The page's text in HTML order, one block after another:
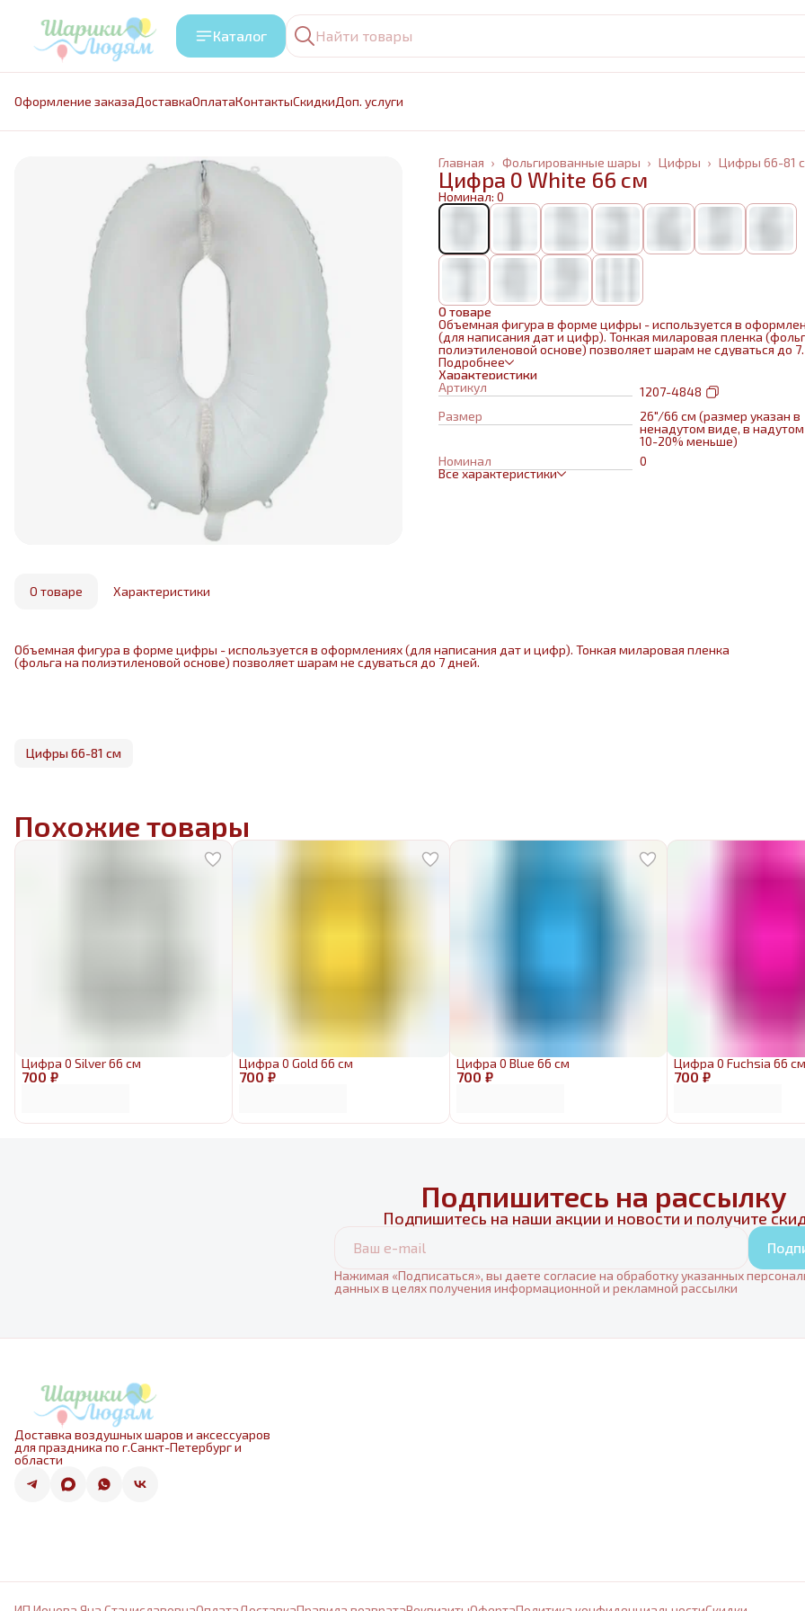
Каталог
Оформление заказаДоставкаОплатаКонтактыCкидкиДоп. услуги
Цифры 66-81
Цифры ›
Фольгированные шары ›
Главная ›
Цифра 0 White 66 см
Номинал: 0
О товаре
Объемная фигура в форме цифры - используется в
(для написания дат и цифр). Тонкая миларовая пленка
полиэтиленовой основе) позволяет шарам не сдуваться до 7
дней.
Подробнее
Характеристики
Артикул
1207-4848
Размер
26"/66 см (размер указан в
ненадутом виде, в
10-20% меньше)
Номинал
0
Все характеристики
О товаре Характеристики
Объемная фигура в форме цифры - используется в оформлениях (для написания дат и цифр). Тонкая миларовая пленка
(фольга на полиэтиленовой основе) позволяет шарам не сдуваться до 7 дней.
Цифры 66-81 см
Похожие товары
700 ₽
Цифра 0 Silver 66 см
700 ₽
Цифра 0 Gold 66 см
700 ₽
Цифра 0 Blue 66 см
700 ₽
Цифра 0 Fuchsia 66 см
Подпишитесь на рассылку
Подпишитесь на наши акции и новости и получите
Нажимая «Подписаться», вы даете согласие на обработку указанных
данных в целях получения информационной и рекламной рассылки
Доставка воздушных шаров и аксессуаров
для праздника по г.Санкт-Петербург и
области